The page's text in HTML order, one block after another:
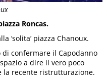
Roncas.
‘solita’ piazza Chanoux.
di confermare il Capodanno
a dire il vero poco
la recente ristrutturazione.